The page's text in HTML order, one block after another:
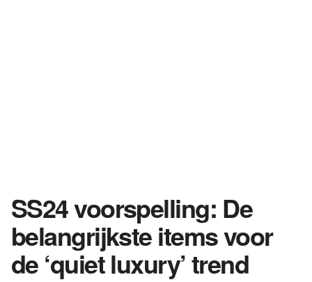
SS24 voorspelling: De
belangrijkste items voor
de ‘quiet luxury’ trend